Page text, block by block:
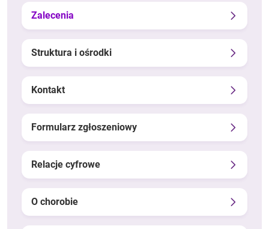
Zalecenia
Struktura i ośrodki
Kontakt
Formularz zgłoszeniowy
Relacje cyfrowe
O chorobie